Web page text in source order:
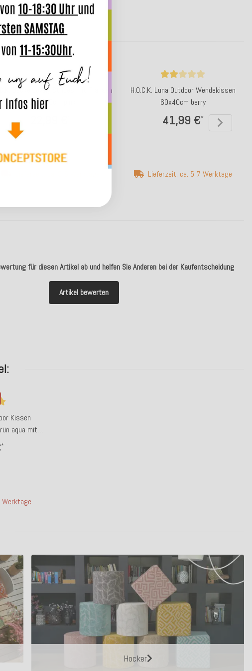
für diesen Artikel ab und helfen Sie Anderen bei der Kaufentscheidung
Artikel bewerten
Decke Lovely Stripes mit Fransen
100x180cm pink
H.O.C.K. Luna Outdoor Wendekissen
60x40cm berry
41,99 €*
Lieferzeit: ca. 5-7 Werktage
Kissen
aqua mit
*
Hocker